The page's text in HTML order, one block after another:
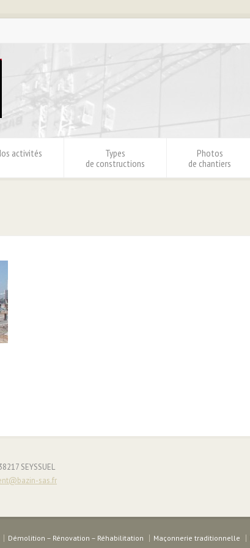
activités
Types
de constructions
Photos
de chantiers
SEYSSUEL
sas.fr
Démolition – Rénovation – Réhabilitation Maçonnerie traditionnelle